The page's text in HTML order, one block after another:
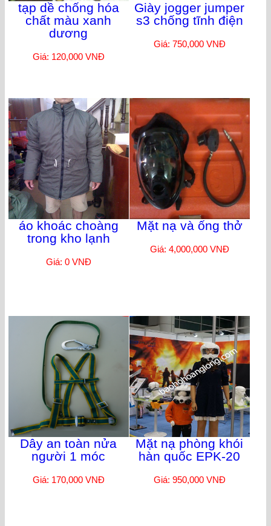
tạp dề chống hóa
chất màu xanh
dương
Giá: 120,000 VNĐ
Giày jogger jumper
s3 chống tĩnh điện
Giá: 750,000 VNĐ
áo khoác choàng
trong kho lạnh
Giá: 0 VNĐ
Mặt nạ và ống thở
Giá: 4,000,000 VNĐ
Dây an toàn nửa
người 1 móc
Giá: 170,000 VNĐ
Mặt nạ phòng khói
hàn quốc EPK-20
Giá: 950,000 VNĐ